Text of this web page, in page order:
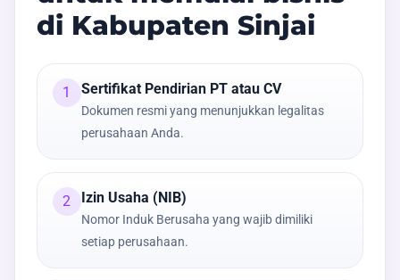
di Kabupaten Sinjai
1 Sertifikat Pendirian PT atau CV
Dokumen resmi yang menunjukkan legalitas
perusahaan Anda.
2 Izin Usaha (NIB)
Nomor Induk Berusaha yang wajib dimiliki
setiap perusahaan.